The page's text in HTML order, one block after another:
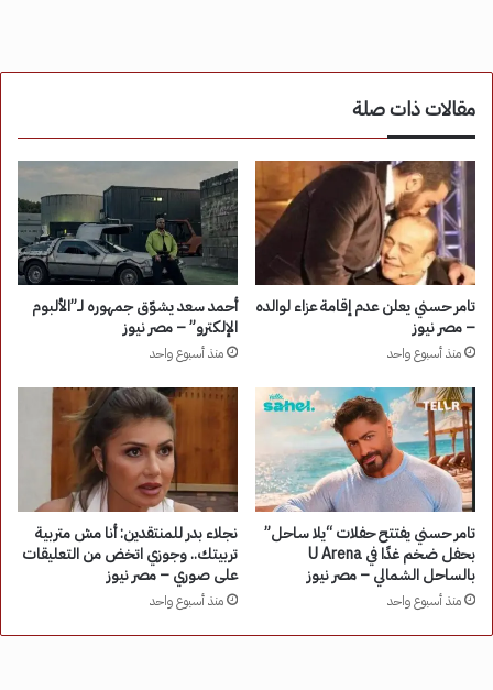
مقالات ذات صلة
تامر حسني يعلن عدم إقامة عزاء لوالده
– مصر نيوز
منذ أسبوع واحد
أحمد سعد يشوّق جمهوره لـ”الألبوم
الإلكترو” – مصر نيوز
منذ أسبوع واحد
تامر حسني يفتتح حفلات “يلا ساحل”
بحفل ضخم غدًا في U Arena
بالساحل الشمالي – مصر نيوز
منذ أسبوع واحد
نجلاء بدر للمنتقدين: أنا مش متربية
تربيتك.. وجوزي اتخض من التعليقات
على صوري – مصر نيوز
منذ أسبوع واحد